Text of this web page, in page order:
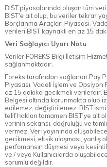
BIST piyasalarında oluşan tüm
BIST'e ait olup, bu veriler tekrar
Borçlanma Araçları Piyasası,
verileri BIST kaynaklı en az 15
Veri Sağlayıcı Uyarı Notu
Veriler FOREKS Bilgi İletişim
sağlanmaktadır.
Foreks tarafından sağlanan Pay
Piyasası, Vadeli İşlem ve Opsiyon
az 15 dakika gecikmeli verilerdir.
Belgesi altında korunmakta olup
edilemez, değiştirilemez. BIST
telif hakları tamamen BIST'ye ait
verinin sekansı, doğruluğu ve
vermez. Veri yayınında
gecikmesi, eksik ulaşması, yanlış
perfomansın düşmesi veya
ve / veya Kullanıcılarda
sorumlu değildir.